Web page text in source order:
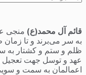
قائم آل محمد(ع) منجی
به سر می‌برند و تا
ظلم و ستم و کشتار به سر
عهد و توسل جهت
اعمالمان به سمت و